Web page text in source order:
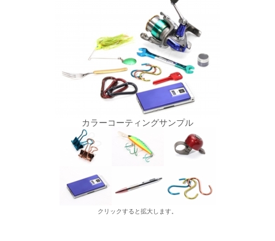
カラーコーティングサンプル
クリックすると拡大します。